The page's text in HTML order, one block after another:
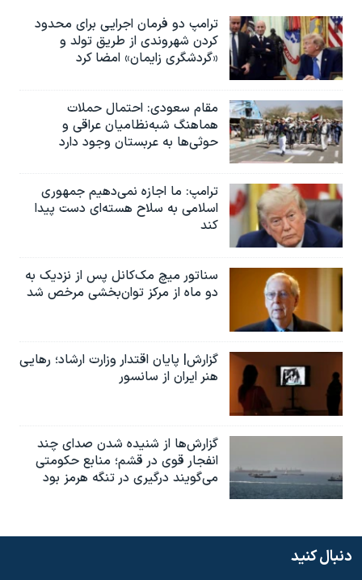
ترامپ دو فرمان اجرایی برای محدود
کردن شهروندی از طریق تولد و
«گردشگری زایمان» امضا کرد
مقام سعودی: احتمال حملات
هماهنگ شبه‌نظامیان عراقی و
حوثی‌ها به عربستان وجود دارد
ترامپ: ما اجازه نمی‌دهیم جمهوری
اسلامی به سلاح هسته‌ای دست پیدا
کند
سناتور میچ مک‌کانل پس از نزدیک به
دو ماه از مرکز توان‌بخشی مرخص شد
گزارش| پایان اقتدار وزارت ارشاد؛ رهایی
هنر ایران از سانسور
گزارش‌ها از شنیده شدن صدای چند
انفجار قوی در قشم؛ منابع حکومتی
می‌گویند درگیری در تنگه هرمز بود
دنبال کنید